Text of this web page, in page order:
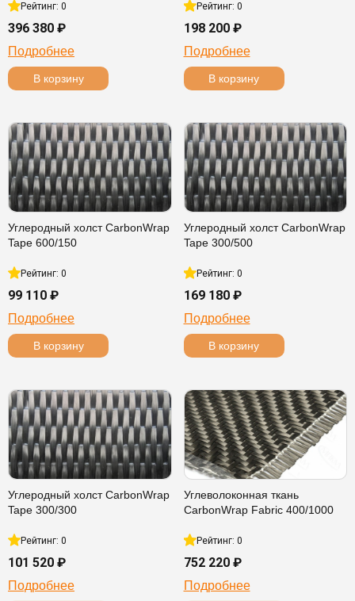
Рейтинг: 0
396 380 ₽
Подробнее
В корзину
Рейтинг: 0
198 200 ₽
Подробнее
В корзину
Углеродный холст CarbonWrap
Tape 600/150
Рейтинг: 0
99 110 ₽
Подробнее
В корзину
Углеродный холст CarbonWrap
Tape 300/500
Рейтинг: 0
169 180 ₽
Подробнее
В корзину
Углеродный холст CarbonWrap
Tape 300/300
Рейтинг: 0
101 520 ₽
Подробнее
Углеволоконная ткань
CarbonWrap Fabric 400/1000
Рейтинг: 0
752 220 ₽
Подробнее